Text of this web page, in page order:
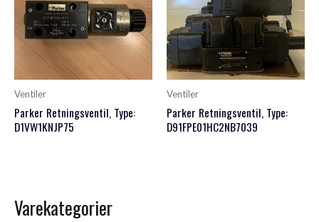
Varekategorier
Ventiler
Parker Retningsventil, Type:
D1VW1KNJP75
Ventiler
Parker Retningsventil, Type:
D91FPE01HC2NB7039